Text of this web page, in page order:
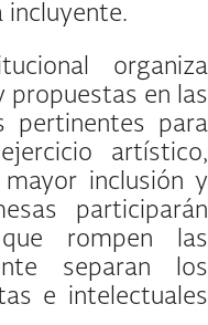
incluyente.
organiza
propuestas en las
pertinentes para
artístico,
inclusión y
participarán
rompen las
separan los
e intelectuales